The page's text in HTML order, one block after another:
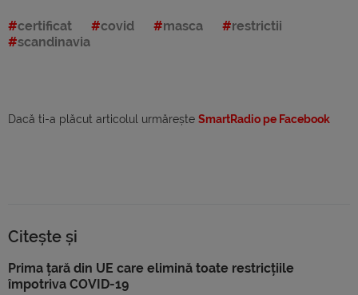
certificat covid masca
restrictii
scandinavia
Dacă ti-a plăcut articolul urmărește SmartRadio pe Facebook
Citește și
Prima țară din UE care elimină toate restricțiile
împotriva COVID-19